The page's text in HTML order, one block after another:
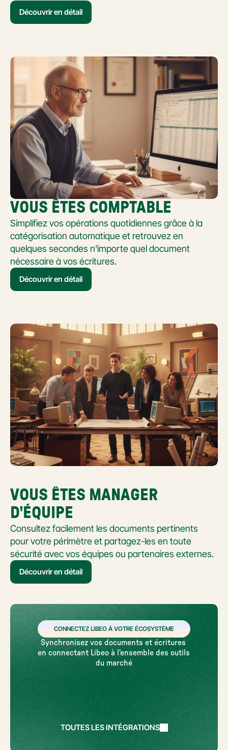
Découvrir en détail
VOUS ÊTES COMPTABLE
Simplifiez vos opérations quotidiennes grâce à la
catégorisation automatique et retrouvez en
quelques secondes n'importe quel document
nécessaire à vos écritures.
Découvrir en détail
VOUS ÊTES MANAGER
D'ÉQUIPE
Consultez facilement les documents pertinents
pour votre périmètre et partagez-les en toute
sécurité avec vos équipes ou partenaires externes.
Découvrir en détail
CONNECTEZ LIBEO À VOTRE ÉCOSYSTÈME
Synchronisez vos documents et écritures
en connectant Libeo à l'ensemble des outils
du marché
TOUTES LES INTÉGRATIONS